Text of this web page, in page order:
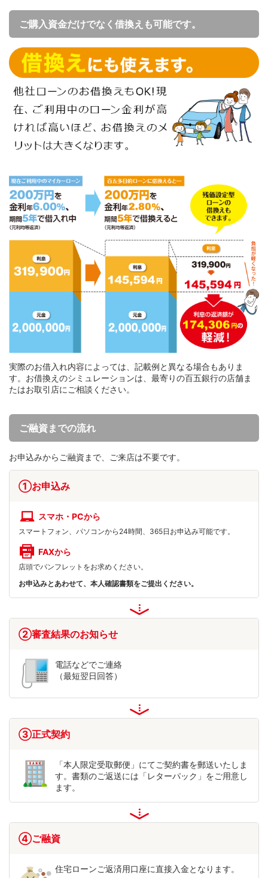
ご購入資金だけでなく借換えも可能です。
実際のお借入れ内容によっては、記載例と異なる場合もありま
す。お借換えのシミュレーションは、最寄りの百五銀行の店舗ま
たはお取引店にご相談ください。
ご融資までの流れ
お申込みからご融資まで、ご来店は不要です。
①お申込み
スマホ・PCから
スマートフォン、パソコンから24時間、365日お申込み可能です。
FAXから
店頭でパンフレットをお求めください。
お申込みとあわせて、本人確認書類をご提出ください。
②審査結果のお知らせ
電話などでご連絡
（最短翌日回答）
③正式契約
「本人限定受取郵便」にてご契約書を郵送いたしま
す。書類のご返送には「レターパック」をご用意し
ます。
④ご融資
住宅ローンご返済用口座に直接入金となります。